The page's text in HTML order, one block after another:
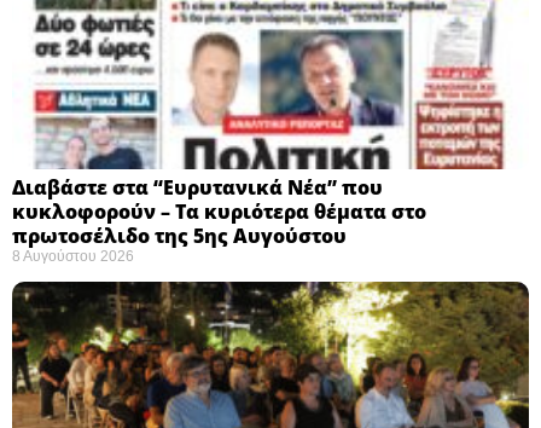
Διαβάστε στα “Ευρυτανικά Νέα” που
κυκλοφορούν – Τα κυριότερα θέματα στο
πρωτοσέλιδο της 5ης Αυγούστου
8 Αυγούστου 2026